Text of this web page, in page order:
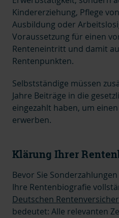
Kindererziehung, Pflege
Ausbildung oder
Voraussetzung für einen
Renteneintritt und damit
Rentenpunkten.
Selbstständige müssen
Jahre Beiträge in die
eingezahlt haben, um
erwerben.
Klärung Ihrer
Bevor Sie
Ihre Rentenbiografie
Deutschen
bedeutet: Alle relevanten